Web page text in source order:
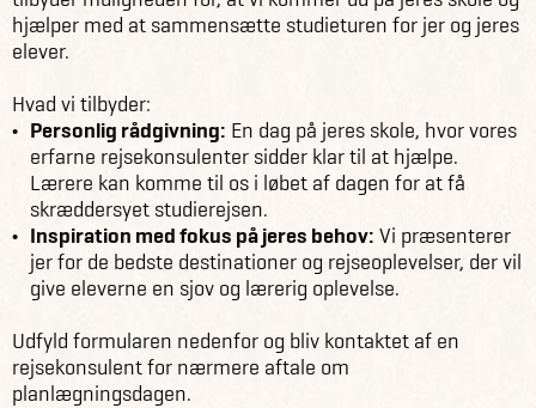
hjælper med at sammensætte studieturen for jer og jeres
elever.
Hvad vi tilbyder:
Personlig rådgivning: En dag på jeres skole, hvor vores
erfarne rejsekonsulenter sidder klar til at hjælpe.
Lærere kan komme til os i løbet af dagen for at få
skræddersyet studierejsen.
Inspiration med fokus på jeres behov: Vi præsenterer
jer for de bedste destinationer og rejseoplevelser, der vil
give eleverne en sjov og lærerig oplevelse.
Udfyld formularen nedenfor og bliv kontaktet af en
rejsekonsulent for nærmere aftale om
planlægningsdagen.